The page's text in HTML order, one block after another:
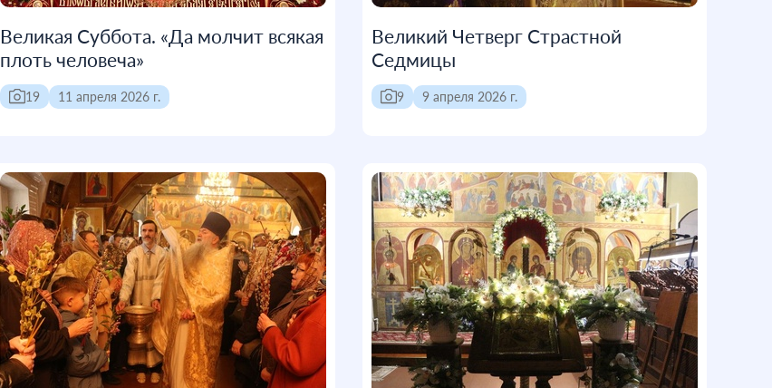
Великая Суббота. «Да молчит всякая
плоть человеча»
19 11 апреля 2026 г.
Великий Четверг Страстной
Седмицы
9 9 апреля 2026 г.